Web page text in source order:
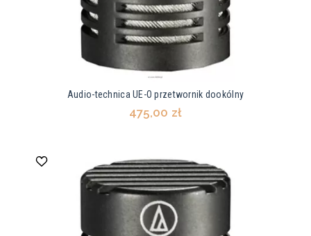
Audio-technica UE-O przetwornik dookólny
475,00 zł